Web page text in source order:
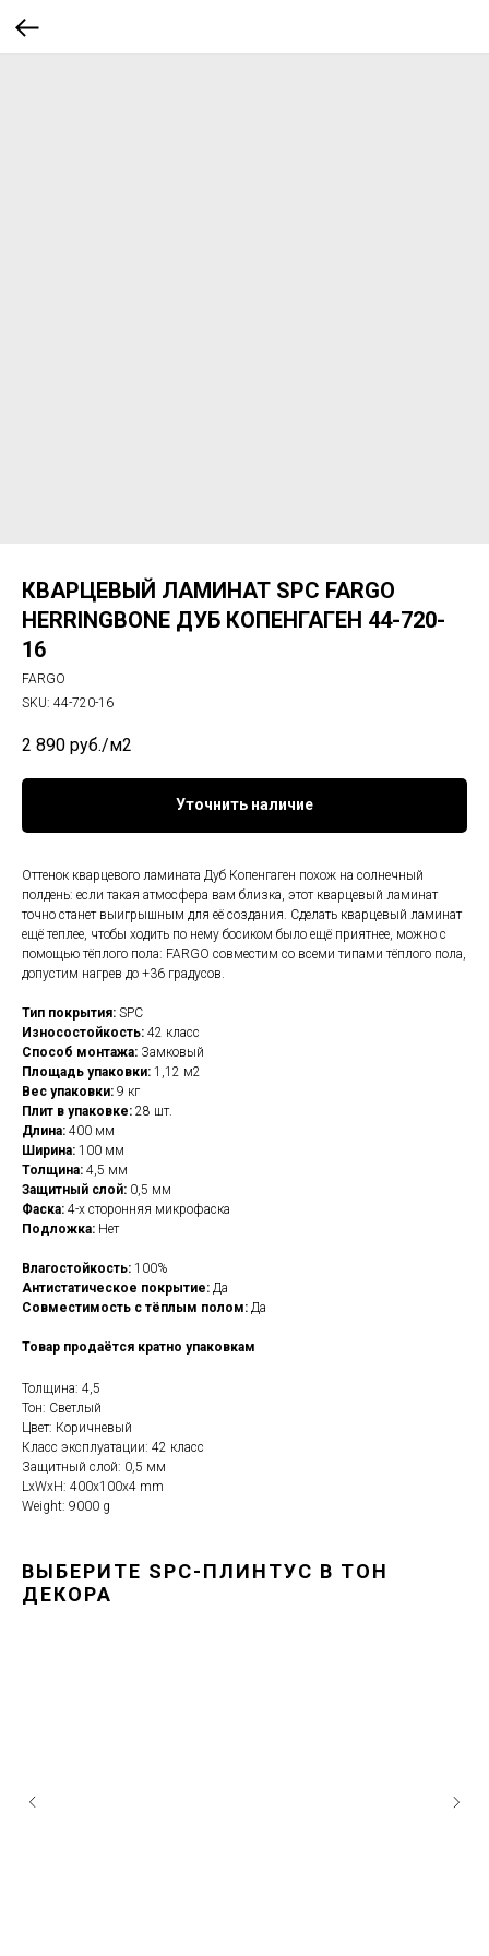
КВАРЦЕВЫЙ ЛАМИНАТ SPC FARGO
HERRINGBONE ДУБ КОПЕНГАГЕН 44-720-
16
FARGO
SKU: 44-720-16
2 890 руб./м2
Уточнить наличие
Оттенок кварцевого ламината Дуб Копенгаген похож на солнечный
полдень: если такая атмосфера вам близка, этот кварцевый ламинат
точно станет выигрышным для её создания. Сделать кварцевый ламинат
ещё теплее, чтобы ходить по нему босиком было ещё приятнее, можно с
помощью тёплого пола: FARGO совместим со всеми типами тёплого пола,
допустим нагрев до +36 градусов.
Тип покрытия: SPC
Износостойкость: 42 класс
Способ монтажа: Замковый
Площадь упаковки: 1,12 м2
Вес упаковки: 9 кг
Плит в упаковке: 28 шт.
Длина: 400 мм
Ширина: 100 мм
Толщина: 4,5 мм
Защитный слой: 0,5 мм
Фаска: 4-х сторонняя микрофаска
Подложка: Нет
Влагостойкость: 100%
Антистатическое покрытие: Да
Совместимость с тёплым полом: Да
Товар продаётся кратно упаковкам
Толщина: 4,5
Тон: Светлый
Цвет: Коричневый
Класс эксплуатации: 42 класс
Защитный слой: 0,5 мм
LxWxH: 400x100x4 mm
Weight: 9000 g
ВЫБЕРИТЕ SPC-ПЛИНТУС В ТОН
ДЕКОРА